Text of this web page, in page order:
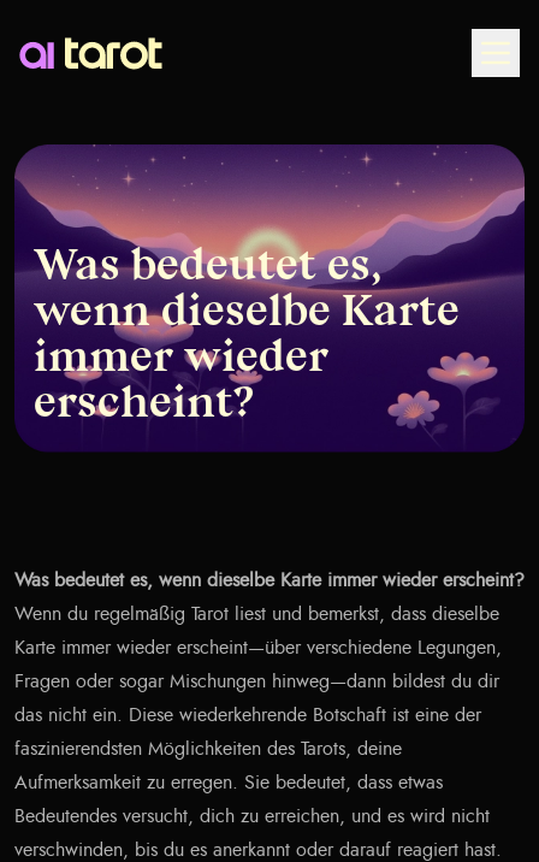
Was bedeutet es,
wenn dieselbe Karte
immer wieder
erscheint?
Was bedeutet es, wenn dieselbe Karte immer wieder erscheint?
Wenn du regelmäßig Tarot liest und bemerkst, dass dieselbe
Karte immer wieder erscheint—über verschiedene Legungen,
Fragen oder sogar Mischungen hinweg—dann bildest du dir
das nicht ein. Diese wiederkehrende Botschaft ist eine der
faszinierendsten Möglichkeiten des Tarots, deine
Aufmerksamkeit zu erregen. Sie bedeutet, dass etwas
Bedeutendes versucht, dich zu erreichen, und es wird nicht
verschwinden, bis du es anerkannt oder darauf reagiert hast.